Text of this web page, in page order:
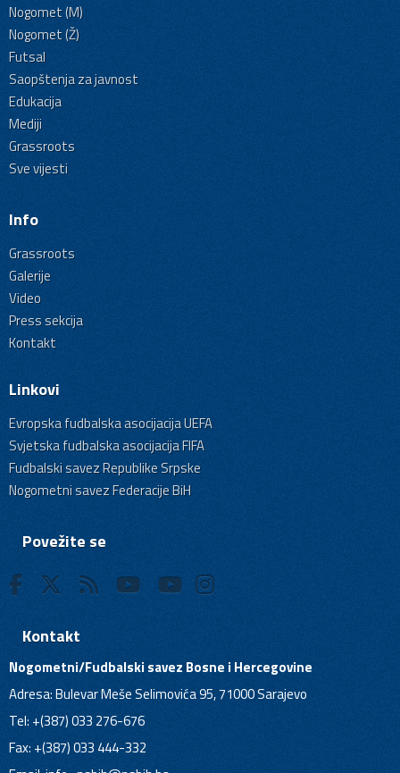
Nogomet (M)
Nogomet (Ž)
Futsal
Saopštenja za javnost
Edukacija
Mediji
Grassroots
Sve vijesti
Info
Grassroots
Galerije
Video
Press sekcija
Kontakt
Linkovi
Evropska fudbalska asocijacija UEFA
Svjetska fudbalska asocijacija FIFA
Fudbalski savez Republike Srpske
Nogometni savez Federacije BiH
Povežite se
Kontakt
Nogometni/Fudbalski savez Bosne i Hercegovine
Adresa: Bulevar Meše Selimovića 95, 71000 Sarajevo
Tel: +(387) 033 276-676
Fax: +(387) 033 444-332